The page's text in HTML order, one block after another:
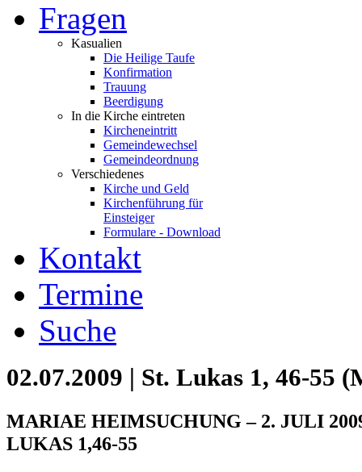
Fragen
Kasualien
Die Heilige Taufe
Konfirmation
Trauung
Beerdigung
In die Kirche eintreten
Kircheneintritt
Gemeindewechsel
Gemeindeordnung
Verschiedenes
Kirche und Geld
Kirchenführung für
Einsteiger
Formulare - Download
Kontakt
Termine
Suche
02.07.2009 | St. Lukas 1, 46-55
MARIAE HEIMSUCHUNG – 2. JULI
LUKAS 1,46-55